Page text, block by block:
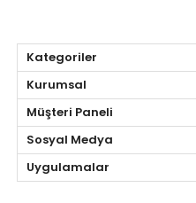
Kategoriler
Kurumsal
Müşteri Paneli
Sosyal Medya
Uygulamalar